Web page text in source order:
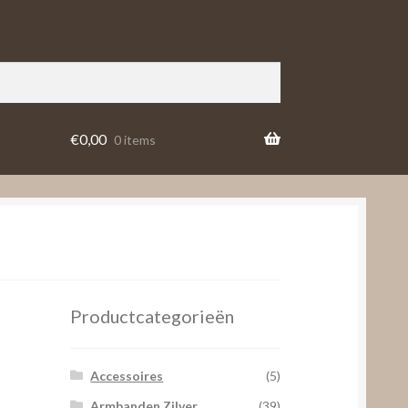
€0,00 0 items
Productcategorieën
Accessoires
(5)